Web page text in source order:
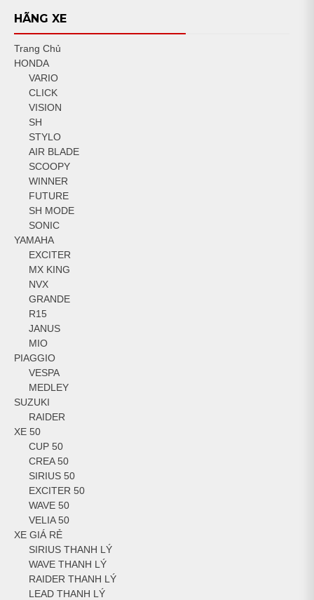
HÃNG XE
Trang Chủ
HONDA
VARIO
CLICK
VISION
SH
STYLO
AIR BLADE
SCOOPY
WINNER
FUTURE
SH MODE
SONIC
YAMAHA
EXCITER
MX KING
NVX
GRANDE
R15
JANUS
MIO
PIAGGIO
VESPA
MEDLEY
SUZUKI
RAIDER
XE 50
CUP 50
CREA 50
SIRIUS 50
EXCITER 50
WAVE 50
VELIA 50
XE GIÁ RẺ
SIRIUS THANH LÝ
WAVE THANH LÝ
RAIDER THANH LÝ
LEAD THANH LÝ